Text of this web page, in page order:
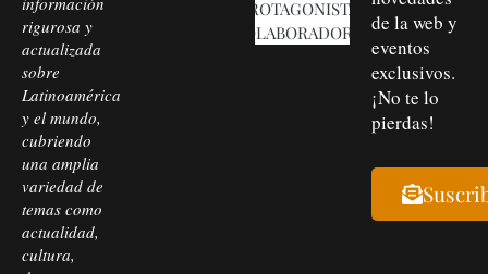
rigurosa y
actualizada
sobre
Latinoamérica
y el mundo,
cubriendo
una amplia
variedad de
temas como
actualidad,
cultura,
PROTAGONISTAS
COLABORADORES de la web y
eventos
exclusivos.
¡No te lo
pierdas!